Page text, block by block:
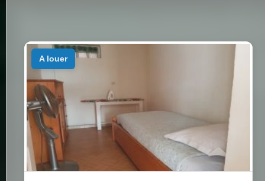
a louer